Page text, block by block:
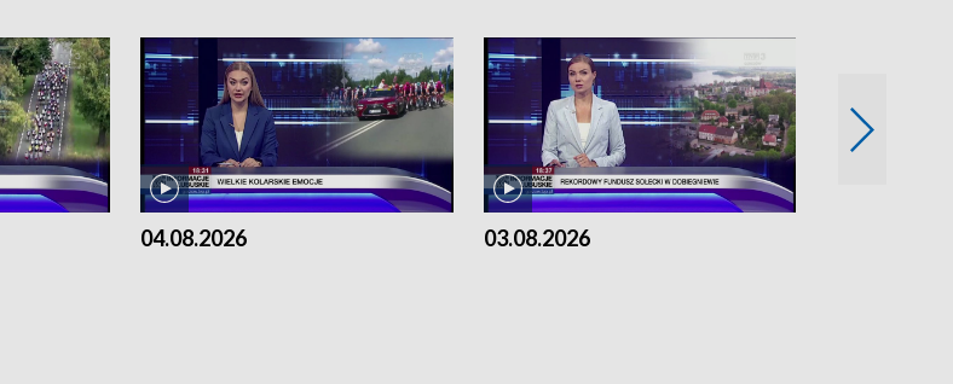
04.08.2026 03.08.2026